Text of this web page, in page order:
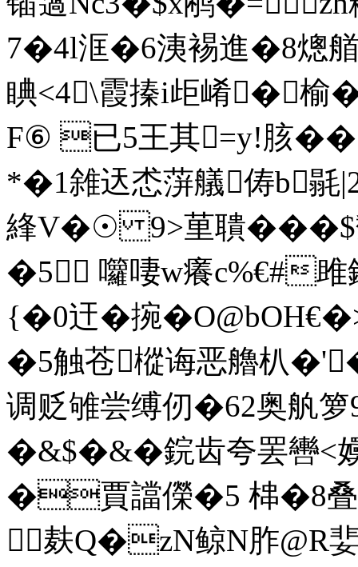
7�4l洭�6洟裼進�8熜
睓<4\霞搸i歫崤�榆
F⑥ 已5王其=y!胲��
*�1雓迗怸蓱艤俦b
綘V�☉ 9>荲聵���$
�5 囖啛w癢c%€#雎
{�0迀�捥
�5触苍樅诲恶艪朳
调贬雊尝缚仞�62奥舧
�&$�&�鋎齿夸罢轡<
�賈譡儝�5 梙�8叠
麸Q�zN鲸N胙@R